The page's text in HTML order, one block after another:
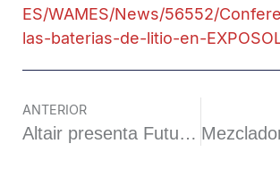
ES/WAMES/News/56552/
las-baterias-de-litio-en-
ANTERIOR
Altair presenta Future.Industry 2024: ¡la revolución de la industria está aquí!